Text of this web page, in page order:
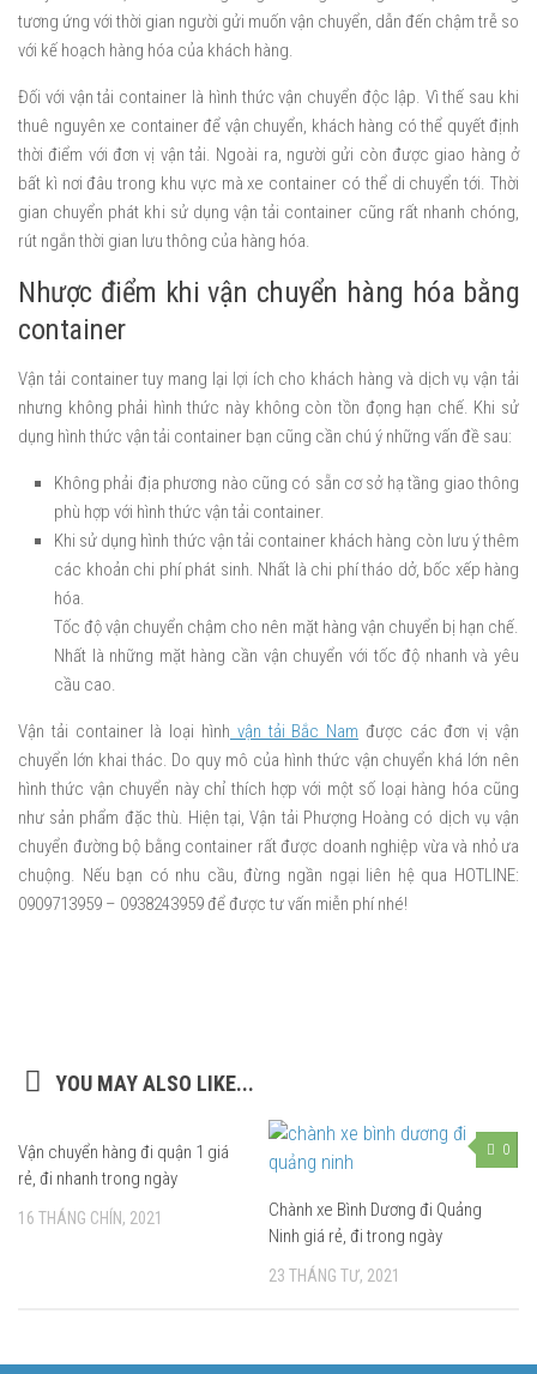
tương ứng với thời gian người gửi muốn vận chuyển, dẫn đến chậm trễ so
với kế hoạch hàng hóa của khách hàng.
Đối với vận tải container là hình thức vận chuyển độc lập. Vì thế sau khi
thuê nguyên xe container để vận chuyển, khách hàng có thể quyết định
thời điểm với đơn vị vận tải. Ngoài ra, người gửi còn được giao hàng ở
bất kì nơi đâu trong khu vực mà xe container có thể di chuyển tới. Thời
gian chuyển phát khi sử dụng vận tải container cũng rất nhanh chóng,
rút ngắn thời gian lưu thông của hàng hóa.
Nhược điểm khi vận chuyển hàng hóa bằng
container
Vận tải container tuy mang lại lợi ích cho khách hàng và dịch vụ vận tải
nhưng không phải hình thức này không còn tồn đọng hạn chế. Khi sử
dụng hình thức vận tải container bạn cũng cần chú ý những vấn đề sau:
Không phải địa phương nào cũng có sẵn cơ sở hạ tầng giao thông
phù hợp với hình thức vận tải container.
Khi sử dụng hình thức vận tải container khách hàng còn lưu ý thêm
các khoản chi phí phát sinh. Nhất là chi phí tháo dở, bốc xếp hàng
hóa.
Tốc độ vận chuyển chậm cho nên mặt hàng vận chuyển bị hạn chế.
Nhất là những mặt hàng cần vận chuyển với tốc độ nhanh và yêu
cầu cao.
Vận tải container là loại hình vận tải Bắc Nam được các đơn vị vận
chuyển lớn khai thác. Do quy mô của hình thức vận chuyển khá lớn nên
hình thức vận chuyển này chỉ thích hợp với một số loại hàng hóa cũng
như sản phẩm đặc thù. Hiện tại, Vận tải Phượng Hoàng có dịch vụ vận
chuyển đường bộ bằng container rất được doanh nghiệp vừa và nhỏ ưa
chuộng. Nếu bạn có nhu cầu, đừng ngần ngại liên hệ qua HOTLINE:
0909713959 – 0938243959 để được tư vấn miễn phí nhé!
YOU MAY ALSO LIKE...
Vận chuyển hàng đi quận 1 giá
rẻ, đi nhanh trong ngày
16 THÁNG CHÍN, 2021
0
Chành xe Bình Dương đi Quảng
Ninh giá rẻ, đi trong ngày
23 THÁNG TƯ, 2021